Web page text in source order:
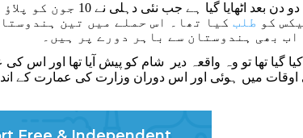
یہ سفارتی قدم اس واقعہ
کو طلب کیا تھا۔ اس حملے میں تین
بھی ہندوستان سے باہر دورے پر ہیں۔
تھا تو وہ واقعہ دیر شام کو پیش آیا تھا اور اس
میں ہوئی اور اس دوران وزارت کی عمارت کے